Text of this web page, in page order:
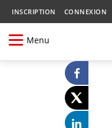
INSCRIPTION CONNEXION
Menu